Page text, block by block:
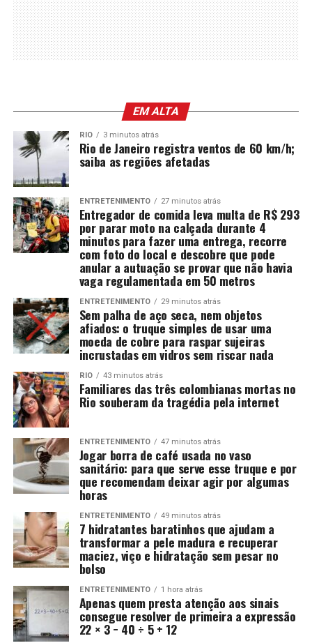
EM ALTA
RIO 3 minutos atrás
Rio de Janeiro registra ventos de 60 km/h;
saiba as regiões afetadas
ENTRETENIMENTO 27 minutos atrás
Entregador de comida leva multa de R$ 293
por parar moto na calçada durante 4
minutos para fazer uma entrega, recorre
com foto do local e descobre que pode
anular a autuação se provar que não havia
vaga regulamentada em 50 metros
ENTRETENIMENTO 29 minutos atrás
Sem palha de aço seca, nem objetos
afiados: o truque simples de usar uma
moeda de cobre para raspar sujeiras
incrustadas em vidros sem riscar nada
RIO 43 minutos atrás
Familiares das três colombianas mortas no
Rio souberam da tragédia pela internet
ENTRETENIMENTO 47 minutos atrás
Jogar borra de café usada no vaso
sanitário: para que serve esse truque e por
que recomendam deixar agir por algumas
horas
ENTRETENIMENTO 49 minutos atrás
7 hidratantes baratinhos que ajudam a
transformar a pele madura e recuperar
maciez, viço e hidratação sem pesar no
bolso
ENTRETENIMENTO 1 hora atrás
Apenas quem presta atenção aos sinais
consegue resolver de primeira a expressão
22 × 3 − 40 ÷ 5 + 12